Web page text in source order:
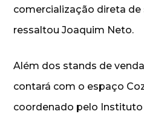
comercialização direta de
ressaltou Joaquim Neto.
Além dos stands de
contará com o espaço
coordenado pelo Instituto